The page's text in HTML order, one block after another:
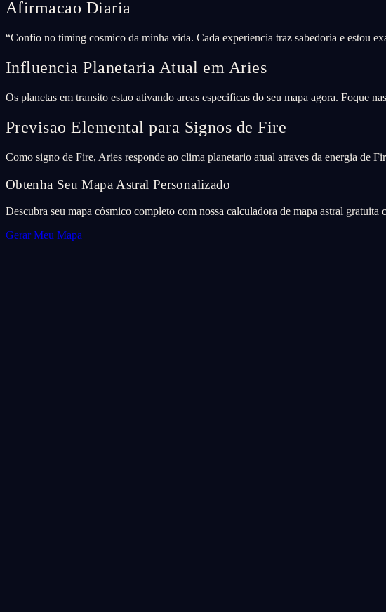
Afirmacao Diaria
“Confio no timing cosmico da minha vida. Cada experiencia traz sabedoria e estou
Influencia Planetaria Atual em Aries
Os planetas em transito estao ativando areas especificas do seu mapa agora. Foque
Previsao Elemental para Signos de Fire
Como signo de Fire, Aries responde ao clima planetario atual atraves da energia de
Obtenha Seu Mapa Astral Personalizado
Descubra seu mapa cósmico completo com nossa calculadora de mapa astral gratuita
Gerar Meu Mapa